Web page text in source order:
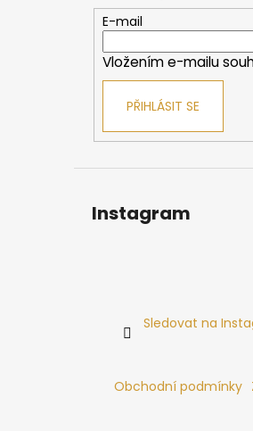
E-mail
Vložením e-mailu
PŘIHLÁSIT SE
Instagram
Sledovat na
Obchodní podmínky